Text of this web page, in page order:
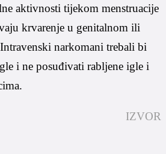
aktivnosti tijekom menstruacije
krvarenje u genitalnom ili
narkomani trebali bi
i ne posuđivati rabljene igle i
IZVOR